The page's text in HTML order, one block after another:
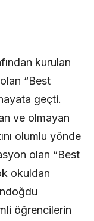
kurulan
“Best
geçti.
ve olmayan
olumlu yönde
olan “Best
okuldan
öğrencilerin